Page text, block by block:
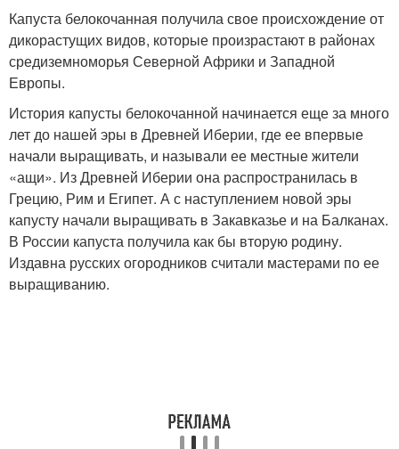
Капуста белокочанная получила свое происхождение от
дикорастущих видов, которые произрастают в районах
средиземноморья Северной Африки и Западной
Европы.
История капусты белокочанной начинается еще за много
лет до нашей эры в Древней Иберии, где ее впервые
начали выращивать, и называли ее местные жители
«ащи». Из Древней Иберии она распространилась в
Грецию, Рим и Египет. А с наступлением новой эры
капусту начали выращивать в Закавказье и на Балканах.
В России капуста получила как бы вторую родину.
Издавна русских огородников считали мастерами по ее
выращиванию.